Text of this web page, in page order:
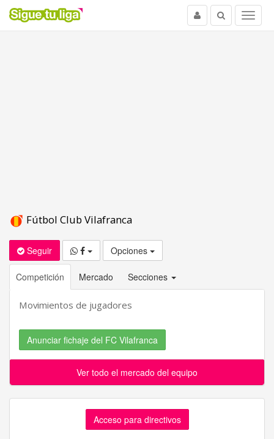
Menu
Buscar
Usuario
Fútbol Club Vilafranca
Seguir Opciones
Competición Mercado Secciones
Movimientos de jugadores
Anunciar fichaje del FC Vilafranca
Ver todo el mercado del equipo
Acceso para directivos